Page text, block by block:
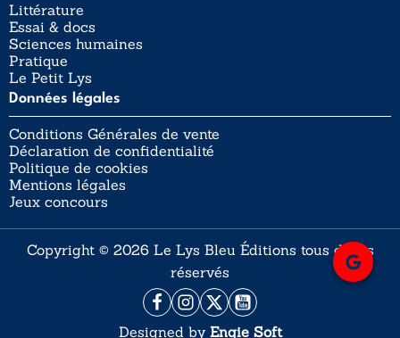
Littérature
Essai & docs
Sciences humaines
Pratique
Le Petit Lys
Données légales
Conditions Générales de vente
Déclaration de confidentialité
Politique de cookies
Mentions légales
Jeux concours
Copyright © 2026 Le Lys Bleu Éditions tous droits
réservés
Designed by Engie Soft